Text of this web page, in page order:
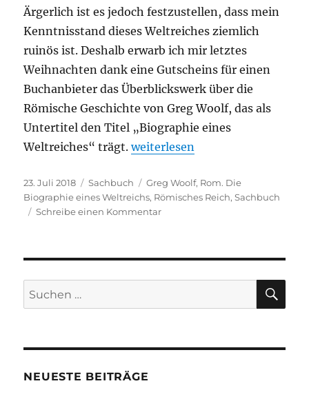
Ärgerlich ist es jedoch festzustellen, dass mein
Kenntnisstand dieses Weltreiches ziemlich
ruinös ist. Deshalb erwarb ich mir letztes
Weihnachten dank eine Gutscheins für einen
Buchanbieter das Überblickswerk über die
Römische Geschichte von Greg Woolf, das als
Untertitel den Titel „Biographie eines
Weltreiches“ trägt.„Greg Woolf – Rom. Die
weiterlesen
Veröffentlicht
am
23. Juli 2018 Kategorien
Sachbuch Schlagwörter
Greg Woolf, Rom. Die
Biographie eines Weltreichs, Römisches Reich,Sachbuch
Schreibe einen Kommentarzu
Die
eines
Suchen
nach:
NEUESTE BEITRÄGE